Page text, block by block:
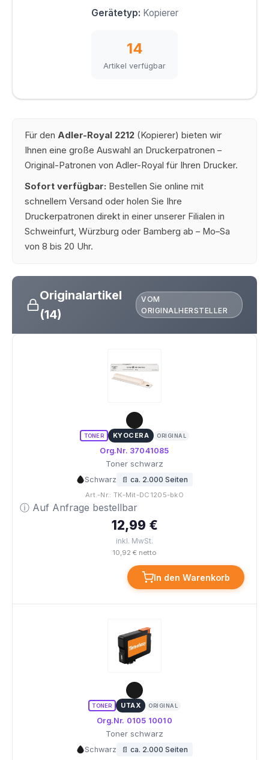
Gerätetyp: Kopierer
14
Artikel verfügbar
Für den Adler-Royal 2212 (Kopierer) bieten wir
Ihnen eine große Auswahl an Druckerpatronen –
Original-Patronen von Adler-Royal für Ihren Drucker.
Sofort verfügbar: Bestellen Sie online mit
schnellem Versand oder holen Sie Ihre
Druckerpatronen direkt in einer unserer Filialen in
Schweinfurt, Würzburg oder Bamberg ab – Mo–Sa
von 8 bis 20 Uhr.
Originalartikel
(14)
VOM
ORIGINALHERSTELLER
TONER KYOCERA ORIGINAL
Org.Nr. 37041085
Toner schwarz
Schwarz 📄 ca. 2.000 Seiten
Art.-Nr.: TK-Mit-DC1205-bkO
ⓘ Auf Anfrage bestellbar
12,99 €
inkl. MwSt.
10,92 € netto
In den Warenkorb
TONER UTAX ORIGINAL
Org.Nr. 0105 10010
Toner schwarz
Schwarz 📄 ca. 2.000 Seiten